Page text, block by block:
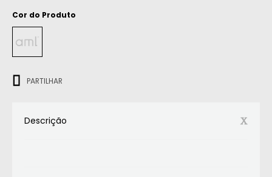
Cor do Produto
PARTILHAR
Descrição